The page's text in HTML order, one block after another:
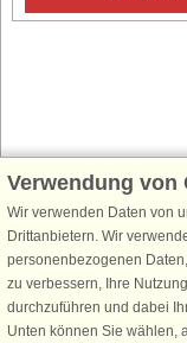
Schließen Sie sich
Erhalten Sie einen
Ferienhausurlaub -
an. Verpassen Sie nie
Urlaubstipps!
Verwendung von
Wir verwenden Daten von
Drittanbietern. Wir
personenbezogenen
zu verbessern, Ihre
durchzuführen und dabei
Unten können Sie wählen,